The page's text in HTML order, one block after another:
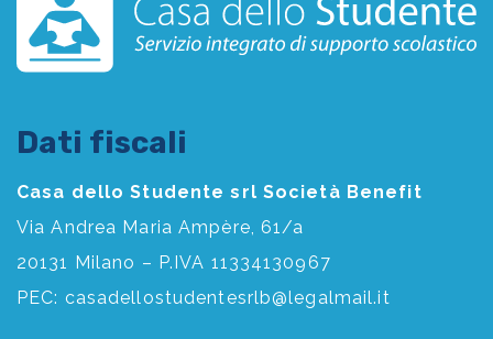
Dati fiscali
Casa dello Studente srl Società Benefit
Via Andrea Maria Ampère, 61/a
20131 Milano – P.IVA 11334130967
PEC: casadellostudentesrlb@legalmail.it